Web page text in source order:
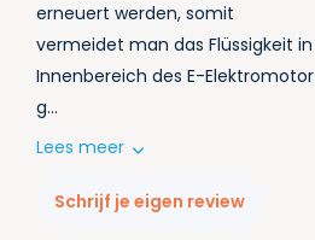
erneuert werden, somit
vermeidet man das Flüssigkeit in
Innenbereich des E-Elektromotor
g...
Lees meer
Schrijf je eigen review